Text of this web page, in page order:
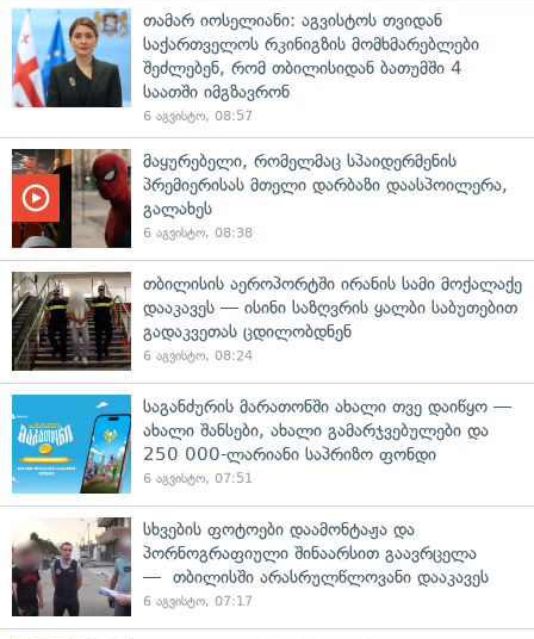
თამარ იოსელიანი: აგვისტოს თვიდან
საქართველოს რკინიგზის მომხმარებლები
შეძლებენ, რომ თბილისიდან ბათუმში 4
საათში იმგზავრონ
6 აგვისტო, 08:57
მაყურებელი, რომელმაც სპაიდერმენის
პრემიერისას მთელი დარბაზი დაასპოილერა,
გალახეს
6 აგვისტო, 08:38
თბილისის აეროპორტში ირანის სამი მოქალაქე
დააკავეს — ისინი საზღვრის ყალბი საბუთებით
გადაკვეთას ცდილობდნენ
6 აგვისტო, 08:24
საგანძურის მარათონში ახალი თვე დაიწყო —
ახალი შანსები, ახალი გამარჯვებულები და
250 000-ლარიანი საპრიზო ფონდი
6 აგვისტო, 07:51
სხვების ფოტოები დაამონტაჟა და
პორნოგრაფიული შინაარსით გაავრცელა
— თბილისში არასრულწლოვანი დააკავეს
6 აგვისტო, 07:17